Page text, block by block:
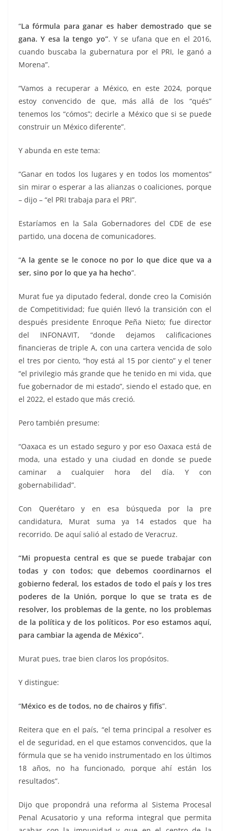
“La fórmula para ganar es haber demostrado que se
gana. Y esa la tengo yo”. Y se ufana que en el 2016,
cuando buscaba la gubernatura por el PRI, le ganó a
Morena”.
“Vamos a recuperar a México, en este 2024, porque
estoy convencido de que, más allá de los “qués”
tenemos los “cómos”; decirle a México que si se puede
construir un México diferente”.
Y abunda en este tema:
“Ganar en todos los lugares y en todos los momentos”
sin mirar o esperar a las alianzas o coaliciones, porque
– dijo – “el PRI trabaja para el PRI”.
Estaríamos en la Sala Gobernadores del CDE de ese
partido, una docena de comunicadores.
“A la gente se le conoce no por lo que dice que va a
ser, sino por lo que ya ha hecho”.
Murat fue ya diputado federal, donde creo la Comisión
de Competitividad; fue quién llevó la transición con el
después presidente Enroque Peña Nieto; fue director
del INFONAVIT, “donde dejamos calificaciones
financieras de triple A, con una cartera vencida de solo
el tres por ciento, “hoy está al 15 por ciento” y el tener
“el privilegio más grande que he tenido en mi vida, que
fue gobernador de mi estado”, siendo el estado que, en
el 2022, el estado que más creció.
Pero también presume:
“Oaxaca es un estado seguro y por eso Oaxaca está de
moda, una estado y una ciudad en donde se puede
caminar a cualquier hora del día. Y con
gobernabilidad”.
Con Querétaro y en esa búsqueda por la pre
candidatura, Murat suma ya 14 estados que ha
recorrido. De aquí salió al estado de Veracruz.
“Mi propuesta central es que se puede trabajar con
todas y con todos; que debemos coordinarnos el
gobierno federal, los estados de todo el país y los tres
poderes de la Unión, porque lo que se trata es de
resolver, los problemas de la gente, no los problemas
de la política y de los políticos. Por eso estamos aquí,
para cambiar la agenda de México”.
Murat pues, trae bien claros los propósitos.
Y distingue:
“México es de todos, no de chairos y fifís”.
Reitera que en el país, “el tema principal a resolver es
el de seguridad, en el que estamos convencidos, que la
fórmula que se ha venido instrumentado en los últimos
18 años, no ha funcionado, porque ahí están los
resultados”.
Dijo que propondrá una reforma al Sistema Procesal
Penal Acusatorio y una reforma integral que permita